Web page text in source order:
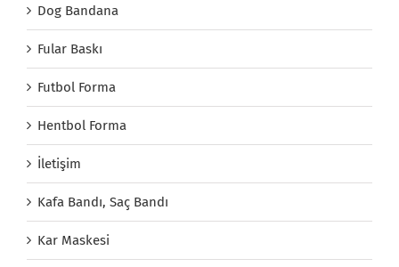
Dog Bandana
Fular Baskı
Futbol Forma
Hentbol Forma
İletişim
Kafa Bandı, Saç Bandı
Kar Maskesi